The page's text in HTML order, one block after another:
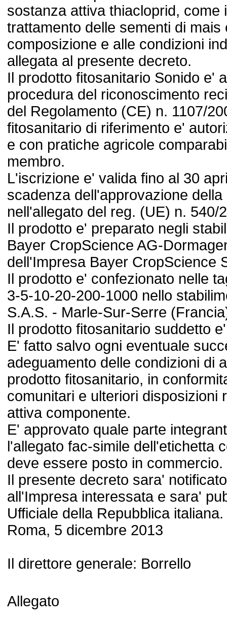
sostanza attiva thiacloprid, come
trattamento delle sementi di
composizione e alle condizioni
allegata al presente decreto.
Il prodotto fitosanitario Sonido e'
procedura del riconoscimento
del Regolamento (CE) n. 1107/
fitosanitario di riferimento e'
e con pratiche agricole
membro.
L'iscrizione e' valida fino al 30
scadenza dell'approvazione
nell'allegato del reg. (UE) n. 540/
Il prodotto e' preparato negli
Bayer CropScience AG-
dell'Impresa Bayer CropScience
Il prodotto e' confezionato nelle
3-5-10-20-200-1000 nello
S.A.S. - Marle-Sur-Serre
Il prodotto fitosanitario suddetto
E' fatto salvo ogni eventuale
adeguamento delle condizioni di
prodotto fitosanitario, in
comunitari e ulteriori disposizioni
attiva componente.
E' approvato quale parte
l'allegato fac-simile dell'etichetta
deve essere posto in commercio.
Il presente decreto sara'
all'Impresa interessata e sara'
Ufficiale della Repubblica italiana.
Roma, 5 dicembre 2013
Il direttore generale: Borrello
Allegato